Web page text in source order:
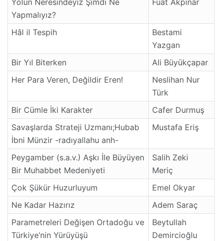
Yolun Neresindeyiz Şimdi Ne
Yapmalıyız?
Fuat Akpınar
Hâl il Tespih
Bestami
Yazgan
Bir Yıl Biterken
Ali Büyükçapar
Her Para Veren, Değildir Eren!
Neslihan Nur
Türk
Bir Cümle İki Karakter
Cafer Durmuş
Savaşlarda Strateji Uzmanı;Hubab
İbni Münzir -radıyallahu anh-
Mustafa Eriş
Peygamber (s.a.v.) Aşkı İle Büyüyen
Bir Muhabbet Medeniyeti
Salih Zeki
Meriç
Çok Şükür Huzurluyum
Emel Okyar
Ne Kadar Hazırız
Adem Saraç
Parametreleri Değişen Ortadoğu ve
Türkiye’nin Yürüyüşü
Beytullah
Demircioğlu